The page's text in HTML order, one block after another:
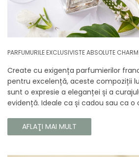
PARFUMURILE EXCLUSIVISTE ABSOLUTE
Create cu exigența parfumierilor
pentru excelență, aceste compoziții
sunt o expresie a eleganței și a
evidență. Ideale ca și cadou sau ca
să atragă atenția și să emane un
AFLAŢI MAI MULT